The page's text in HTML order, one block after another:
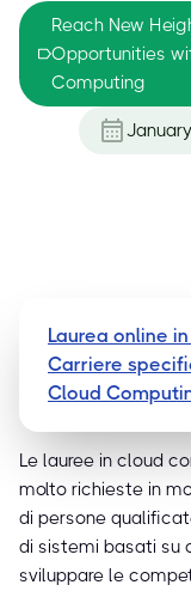
Reach New
Opportunities
Computing
Laurea online
Carriere
Cloud
Le lauree in cloud
molto richieste in
di persone
di sistemi basati su
sviluppare le